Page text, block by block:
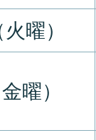
曜）
曜）